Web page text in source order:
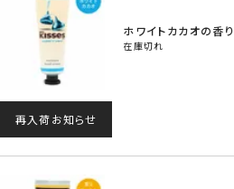
ホワイトカカオの香り
在庫切れ
再入荷お知らせ